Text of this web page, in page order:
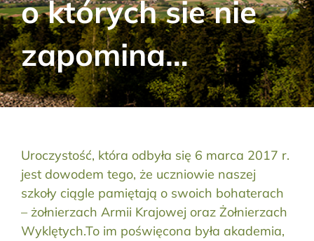
Aktualności
Kontakt
RODO
o których sie nie
zapomina…
Uroczystość, która odbyła się 6 marca 2017 r.
jest dowodem tego, że uczniowie naszej
szkoły ciągle pamiętają o swoich bohaterach
– żołnierzach Armii Krajowej oraz Żołnierzach
Wyklętych.To im poświęcona była akademia,